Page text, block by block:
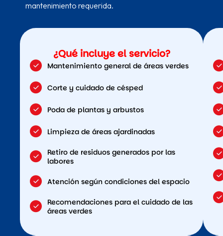
mantenimiento requerida.
¿Qué incluye el servicio?
Mantenimiento general de áreas verdes
Corte y cuidado de césped
Poda de plantas y arbustos
Limpieza de áreas ajardinadas
Retiro de residuos generados por las
labores
Atención según condiciones del espacio
Recomendaciones para el cuidado de las
áreas verdes